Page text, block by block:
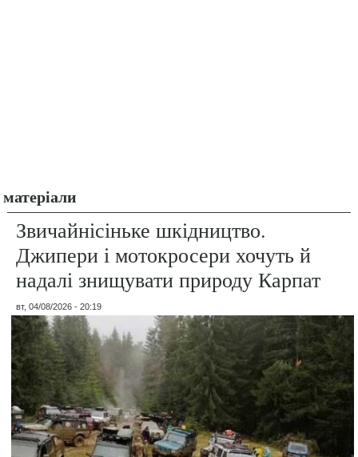
матеріали
Звичайнісіньке шкідництво.
Джипери і мотокросери хочуть й
надалі знищувати природу Карпат
вт, 04/08/2026 - 20:19